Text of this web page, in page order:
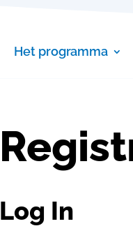
Het programma
Log In